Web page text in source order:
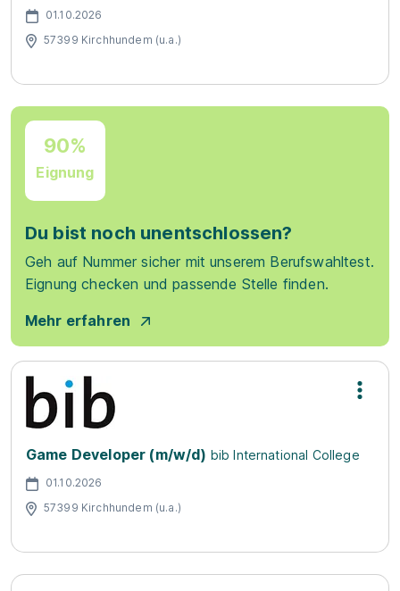
01.10.2026
57399 Kirchhundem (u.a.)
90%
Eignung
Du bist noch unentschlossen?
Geh auf Nummer sicher mit unserem Berufswahltest.
Eignung checken und passende Stelle finden.
Mehr erfahren
Game Developer (m/w/d) bib International College
01.10.2026
57399 Kirchhundem (u.a.)